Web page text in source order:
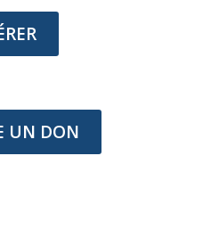
UN DON